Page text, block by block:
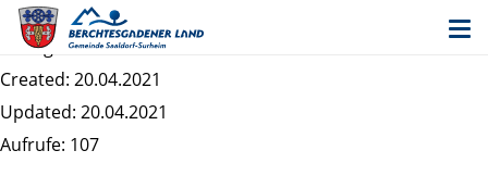
QR-Code-Abfall
Dateigrösse: 30.94 KB
Created: 20.04.2021
Updated: 20.04.2021
Aufrufe: 107